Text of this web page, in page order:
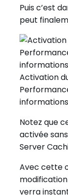
Puis c’est
peut
Activation
Notez que
activée
Server
Avec cette
modification
verra